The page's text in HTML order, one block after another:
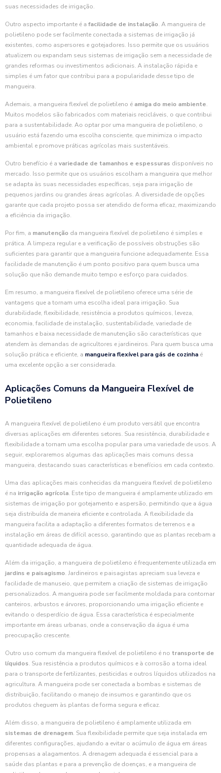
suas necessidades de irrigação.
Outro aspecto importante é a facilidade de instalação. A mangueira de
polietileno pode ser facilmente conectada a sistemas de irrigação já
existentes, como aspersores e gotejadores. Isso permite que os usuários
atualizem ou expandam seus sistemas de irrigação sem a necessidade de
grandes reformas ou investimentos adicionais. A instalação rápida e
simples é um fator que contribui para a popularidade desse tipo de
mangueira.
Ademais, a mangueira flexível de polietileno é amiga do meio ambiente.
Muitos modelos são fabricados com materiais recicláveis, o que contribui
para a sustentabilidade. Ao optar por uma mangueira de polietileno, o
usuário está fazendo uma escolha consciente, que minimiza o impacto
ambiental e promove práticas agrícolas mais sustentáveis.
Outro benefício é a variedade de tamanhos e espessuras disponíveis no
mercado. Isso permite que os usuários escolham a mangueira que melhor
se adapta às suas necessidades específicas, seja para irrigação de
pequenos jardins ou grandes áreas agrícolas. A diversidade de opções
garante que cada projeto possa ser atendido de forma eficaz, maximizando
a eficiência da irrigação.
Por fim, a manutenção da mangueira flexível de polietileno é simples e
prática. A limpeza regular e a verificação de possíveis obstruções são
suficientes para garantir que a mangueira funcione adequadamente. Essa
facilidade de manutenção é um ponto positivo para quem busca uma
solução que não demande muito tempo e esforço para cuidados.
Em resumo, a mangueira flexível de polietileno oferece uma série de
vantagens que a tornam uma escolha ideal para irrigação. Sua
durabilidade, flexibilidade, resistência a produtos químicos, leveza,
economia, facilidade de instalação, sustentabilidade, variedade de
tamanhos e baixa necessidade de manutenção são características que
atendem às demandas de agricultores e jardineiros. Para quem busca uma
solução prática e eficiente, a mangueira flexível para gás de cozinha é
uma excelente opção a ser considerada.
Aplicações Comuns da Mangueira Flexível de
Polietileno
A mangueira flexível de polietileno é um produto versátil que encontra
diversas aplicações em diferentes setores. Sua resistência, durabilidade e
flexibilidade a tornam uma escolha popular para uma variedade de usos. A
seguir, exploraremos algumas das aplicações mais comuns dessa
mangueira, destacando suas características e benefícios em cada contexto.
Uma das aplicações mais conhecidas da mangueira flexível de polietileno
é na irrigação agrícola. Este tipo de mangueira é amplamente utilizado em
sistemas de irrigação por gotejamento e aspersão, permitindo que a água
seja distribuída de maneira eficiente e controlada. A flexibilidade da
mangueira facilita a adaptação a diferentes formatos de terrenos e a
instalação em áreas de difícil acesso, garantindo que as plantas recebam a
quantidade adequada de água.
Além da irrigação, a mangueira de polietileno é frequentemente utilizada em
jardins e paisagismo. Jardineiros e paisagistas apreciam sua leveza e
facilidade de manuseio, que permitem a criação de sistemas de irrigação
personalizados. A mangueira pode ser facilmente moldada para contornar
canteiros, arbustos e árvores, proporcionando uma irrigação eficiente e
evitando o desperdício de água. Essa característica é especialmente
importante em áreas urbanas, onde a conservação da água é uma
preocupação crescente.
Outro uso comum da mangueira flexível de polietileno é no transporte de
líquidos. Sua resistência a produtos químicos e à corrosão a torna ideal
para o transporte de fertilizantes, pesticidas e outros líquidos utilizados na
agricultura. A mangueira pode ser conectada a bombas e sistemas de
distribuição, facilitando o manejo de insumos e garantindo que os
produtos cheguem às plantas de forma segura e eficaz.
Além disso, a mangueira de polietileno é amplamente utilizada em
sistemas de drenagem. Sua flexibilidade permite que seja instalada em
diferentes configurações, ajudando a evitar o acúmulo de água em áreas
propensas a alagamentos. A drenagem adequada é essencial para a
saúde das plantas e para a prevenção de doenças, e a mangueira de